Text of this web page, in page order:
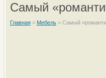
Самый
Главная> Мебель> Самый